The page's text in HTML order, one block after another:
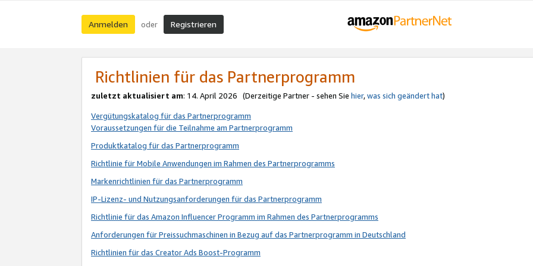
Anmelden oder Registrieren
Richtlinien für das Partnerprogramm
zuletzt aktualisiert am: 14. April 2026 (Derzeitige Partner - sehen Sie hier,was sich geändert hat)
Vergütungskatalog für das Partnerprogramm
Voraussetzungen für die Teilnahme am Partnerprogramm
Produktkatalog für das Partnerprogramm
Richtlinie für Mobile Anwendungen im Rahmen des Partnerprogramms
Markenrichtlinien für das Partnerprogramm
IP-Lizenz- und Nutzungsanforderungen für das Partnerprogramm
Richtlinie für das Amazon Influencer Programm im Rahmen des Partnerprogramms
Anforderungen für Preissuchmaschinen in Bezug auf das Partnerprogramm in Deutschland
Richtlinien für das Creator Ads Boost-Programm